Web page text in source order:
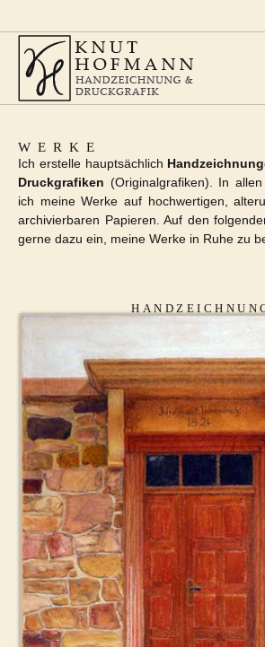
WERKE
Ich erstelle hauptsächlich
Druckgrafiken (Originalgrafiken). In
ich meine Werke auf hochwertigen,
archivierbaren Papieren. Auf den
gerne dazu ein, meine Werke in Ruhe zu